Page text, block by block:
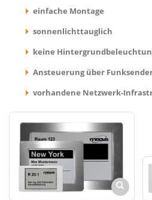
einfache Montage
sonnenlichttauglich
keine
Ansteuerung über
vorhandene Netzwerk-